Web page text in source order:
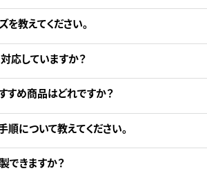
教えてください。
応していますか？
すめ商品はどれですか？
について教えてください。
できますか？